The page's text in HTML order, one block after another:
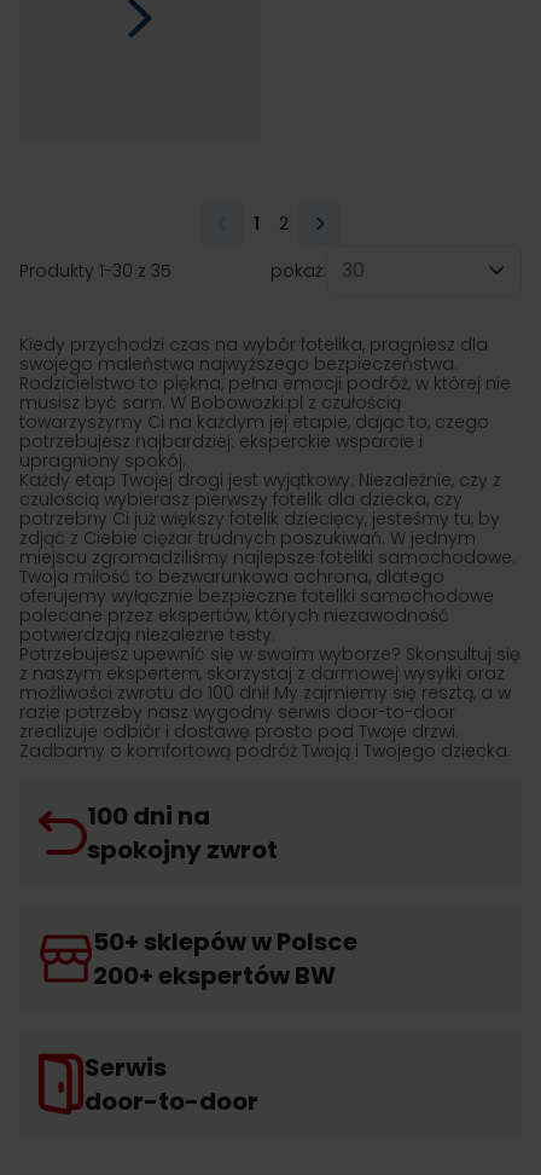
Produkty 1-30 z 35
Aktualnie czytasz stronę
1 Strona
2
pokaż:
Kiedy przychodzi czas na wybór fotelika, pragniesz dla
swojego maleństwa najwyższego bezpieczeństwa.
Rodzicielstwo to piękna, pełna emocji podróż, w której nie
musisz być sam. W Bobowozki.pl z czułością
towarzyszymy Ci na każdym jej etapie, dając to, czego
potrzebujesz najbardziej: eksperckie wsparcie i
upragniony spokój.
Każdy etap Twojej drogi jest wyjątkowy. Niezależnie, czy z
czułością wybierasz pierwszy fotelik dla dziecka, czy
potrzebny Ci już większy fotelik dziecięcy, jesteśmy tu, by
zdjąć z Ciebie ciężar trudnych poszukiwań. W jednym
miejscu zgromadziliśmy najlepsze foteliki samochodowe.
Twoja miłość to bezwarunkowa ochrona, dlatego
oferujemy wyłącznie bezpieczne foteliki samochodowe
polecane przez ekspertów, których niezawodność
potwierdzają niezależne testy.
Potrzebujesz upewnić się w swoim wyborze? Skonsultuj się
z naszym ekspertem, skorzystaj z darmowej wysyłki oraz
możliwości zwrotu do 100 dni! My zajmiemy się resztą, a w
razie potrzeby nasz wygodny serwis door-to-door
zrealizuje odbiór i dostawę prosto pod Twoje drzwi.
Zadbamy o komfortową podróż Twoją i Twojego dziecka.
100 dni na
spokojny zwrot
50+ sklepów w Polsce
200+ ekspertów BW
Serwis
door-to-door